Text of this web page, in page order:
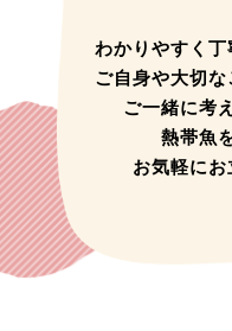
わかりやすく丁
ご自身や大切
ご一緒に考
熱帯魚
お気軽にお